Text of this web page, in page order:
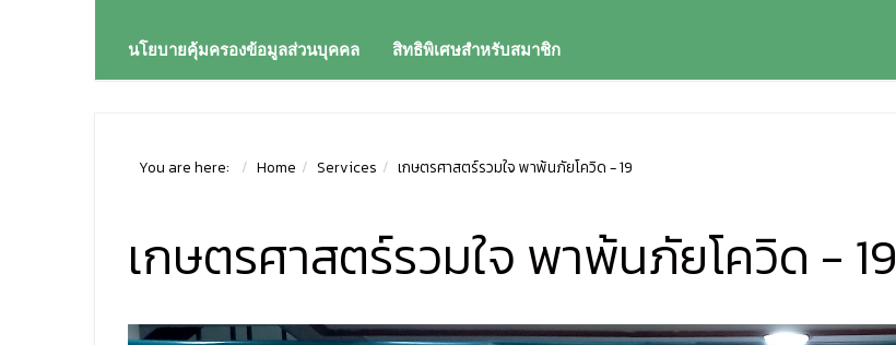
นโยบายคุ้มครองข้อมูลส่วนบุคคล สิทธิพิเศษสำหรับสมาชิก
You are here: Home Services เกษตรศาสตร์รวมใจ พาพ้นภัยโควิด - 19
เกษตรศาสตร์รวมใจ พาพ้นภัยโควิด - 19